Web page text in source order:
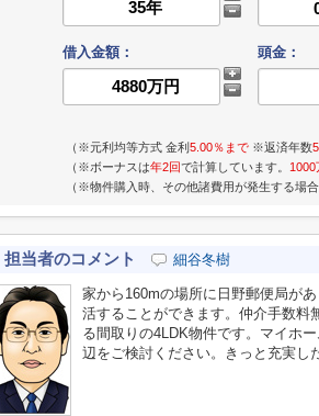
借入金額：
頭金：
（※元利均等方式 金利5.00％まで ※返済年数
（※ボーナスは年2回で計算しています。 1000
（※物件購入時、その他諸費用が発生する場合
担当者のコメント 細谷冬樹
家から160mの場所に日野郵便局が
活することができます。仲介手数料
る間取りの4LDK物件です。マイホ
辺をご検討ください。きっと充実し